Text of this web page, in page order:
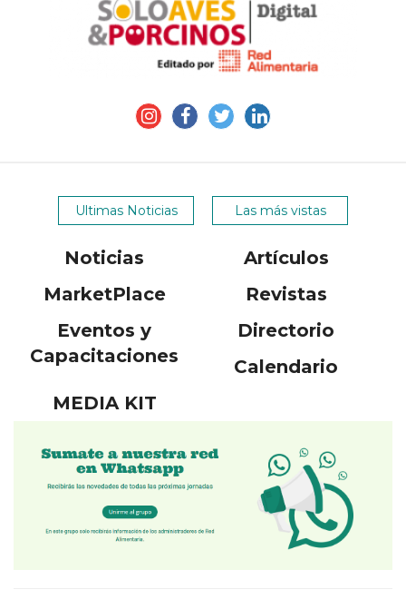
Ultimas Noticias Las más vistas
Noticias
Artículos
MarketPlace
Revistas
Eventos y
Capacitaciones
Directorio
Calendario
MEDIA KIT